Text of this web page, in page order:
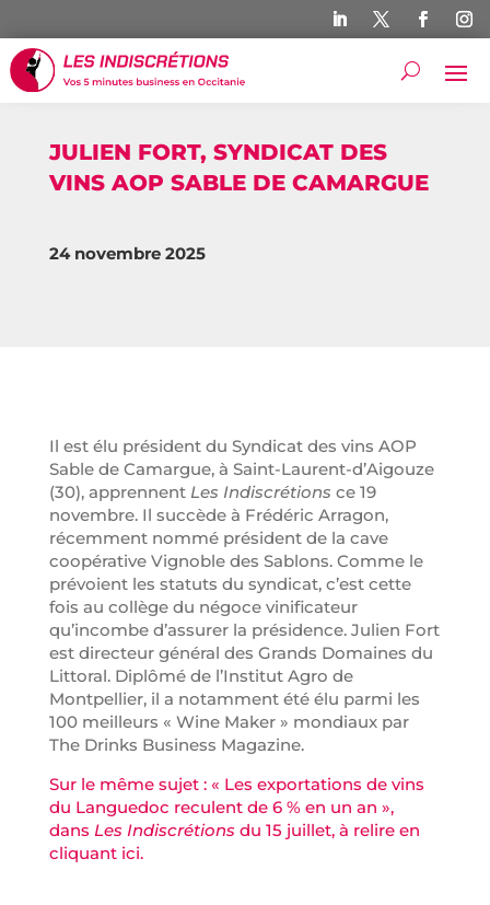
JULIEN FORT, SYNDICAT DES
VINS AOP SABLE DE CAMARGUE
24 novembre 2025
Il est élu président du Syndicat des vins AOP
Sable de Camargue, à Saint-Laurent-d’Aigouze
(30), apprennentLes Indiscrétions ce 19
novembre. Il succède à Frédéric Arragon,
récemment nommé président de la cave
coopérative Vignoble des Sablons. Comme le
prévoient les statuts du syndicat, c’est cette
fois au collège du négoce vinificateur
qu’incombe d’assurer la présidence. Julien Fort
est directeur général des Grands Domaines du
Littoral. Diplômé de l’Institut Agro de
Montpellier, il a notamment été élu parmi les
100 meilleurs « Wine Maker » mondiaux par
The Drinks Business Magazine.
Sur le même sujet : « Les exportations de vins
du Languedoc reculent de 6 % en un an »,
dans Les Indiscrétions du 15 juillet, à relire en
cliquant ici.